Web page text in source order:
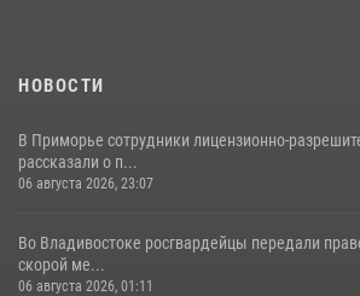
НОВОСТИ
В Приморье сотрудники лицензионно-
рассказали о п...
06 августа 2026, 23:07
Во Владивостоке росгвардейцы передали
скорой ме...
06 августа 2026, 01:11